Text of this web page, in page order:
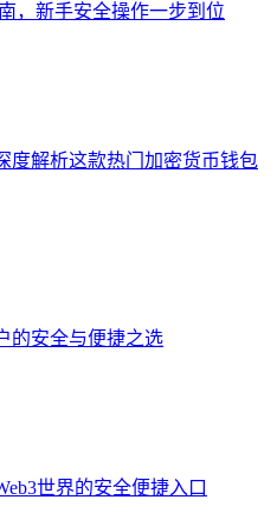
，新手安全操作一步到位
度解析这款热门加密货币钱包
的安全与便捷之选
世界的安全便捷入口